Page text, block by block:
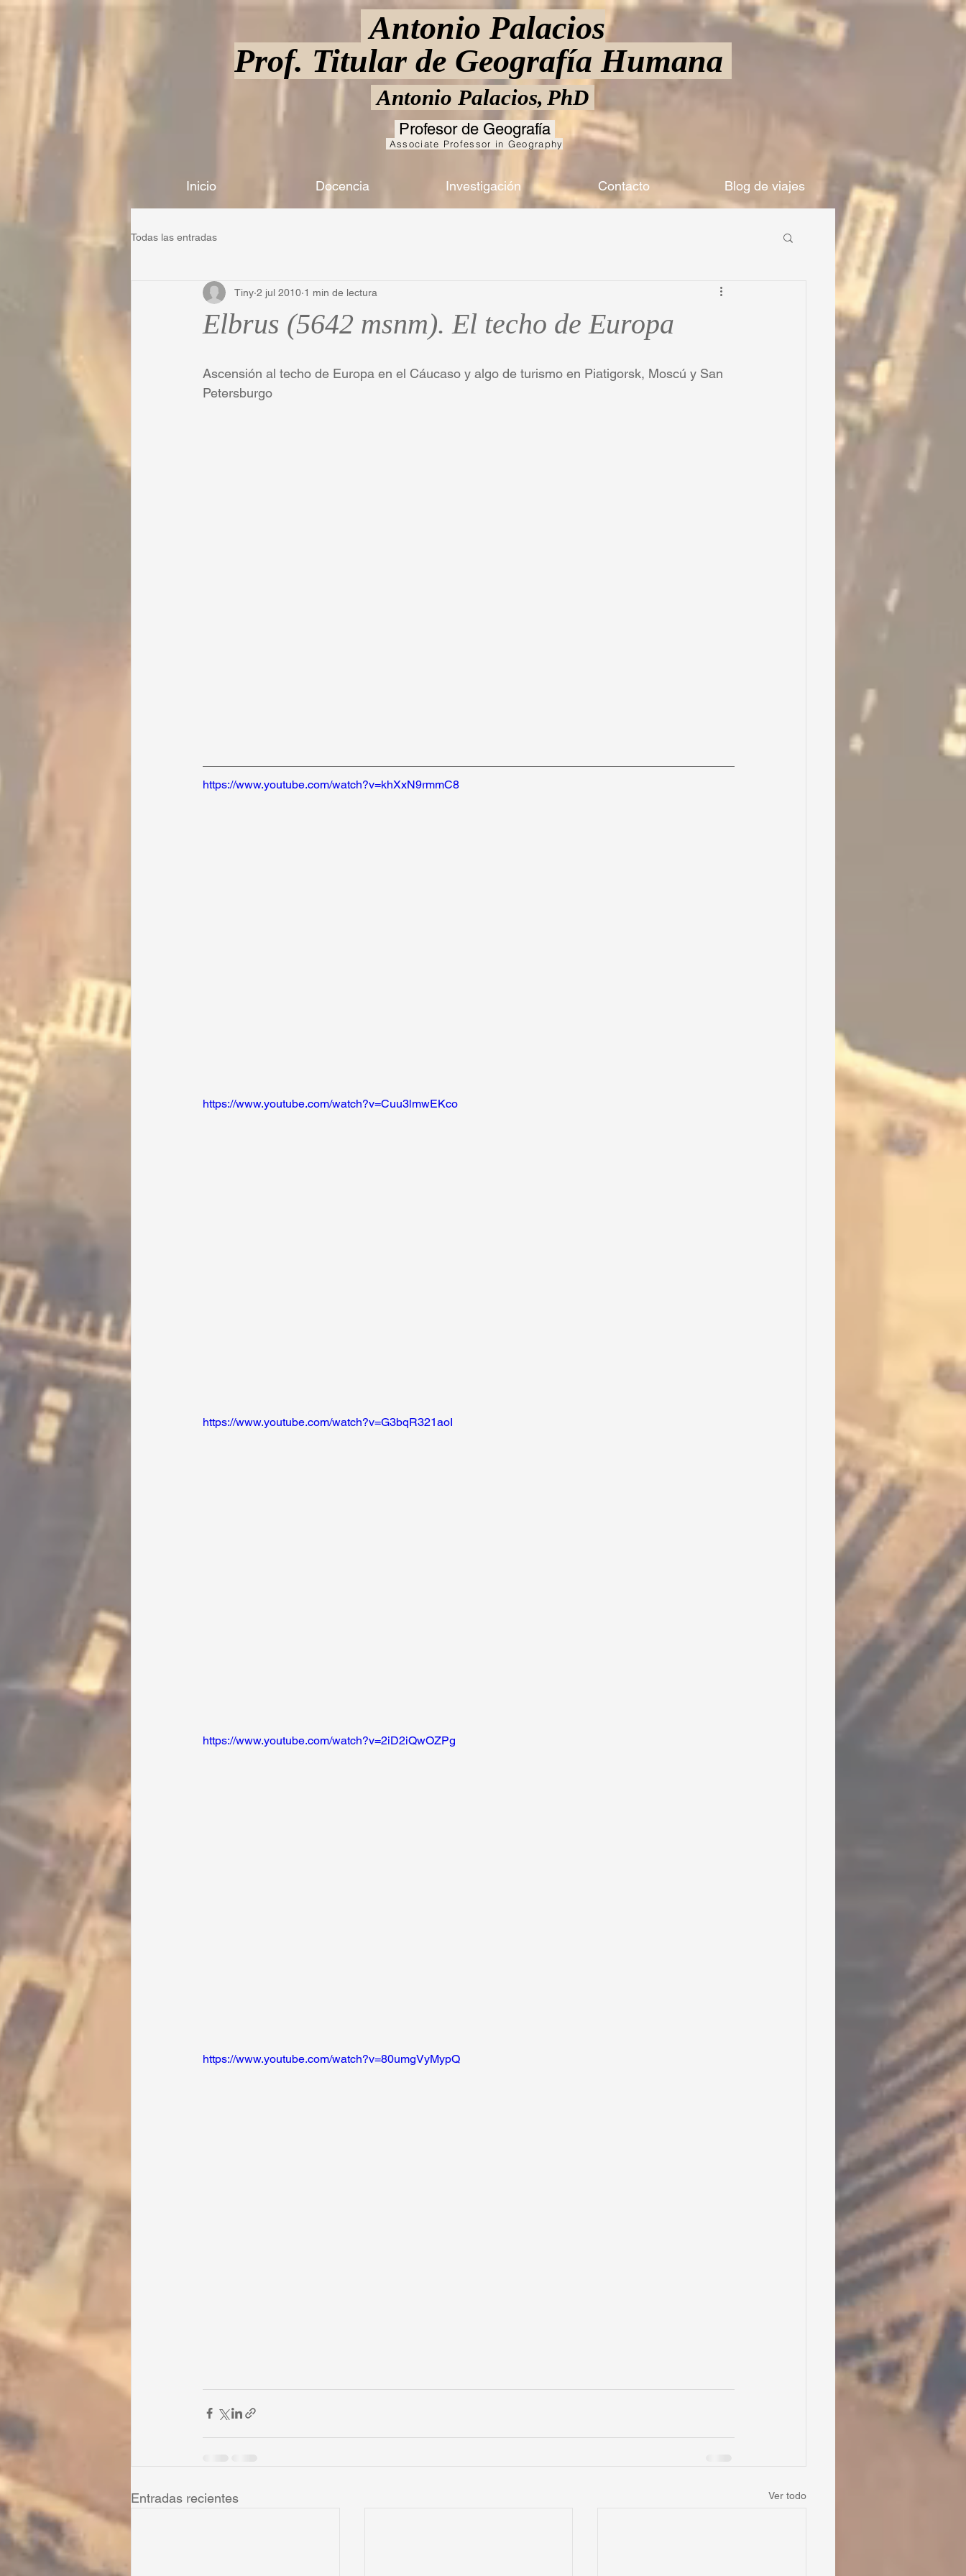
Profesor de Geografía
Associate Professor in Geography
Antonio Palacios
Prof. Titular de Geografía Humana
Antonio Palacios, PhD
Inicio Docencia Investigación Contacto Blog de viajes
Todas las entradas
Elbrus (5642 msnm). El techo de Europa
Tiny 2 jul 2010 1 min de lectura
Ascensión al techo de Europa en el Cáucaso y algo de turismo en Piatigorsk, Moscú y San
Petersburgo
https://www.youtube.com/watch?v=khXxN9rmmC8
https://www.youtube.com/watch?v=Cuu3lmwEKco
https://www.youtube.com/watch?v=G3bqR321aoI
https://www.youtube.com/watch?v=2iD2iQwOZPg
https://www.youtube.com/watch?v=80umgVyMypQ
Entradas recientes Ver todo